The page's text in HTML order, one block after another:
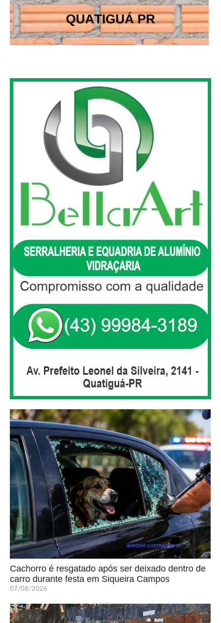
Cachorro é resgatado após ser deixado dentro de
carro durante festa em Siqueira Campos
07/08/2026